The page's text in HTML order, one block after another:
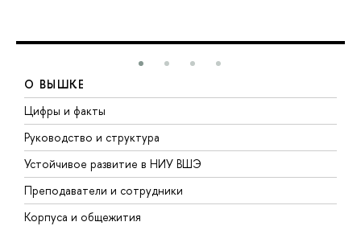
О ВЫШКЕ
Цифры и факты
Руководство и структура
Устойчивое развитие в НИУ ВШЭ
Преподаватели и сотрудники
Корпуса и общежития